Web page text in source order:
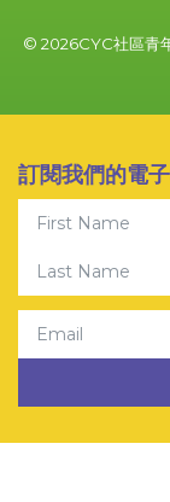
© 2026CYC社區青
訂閱我們的電
Email
First Name